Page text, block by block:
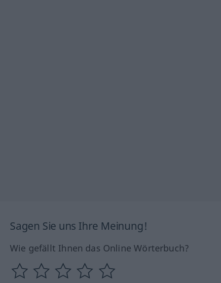
Sagen Sie uns Ihre Meinung!
Wie gefällt Ihnen das Online Wörterbuch?